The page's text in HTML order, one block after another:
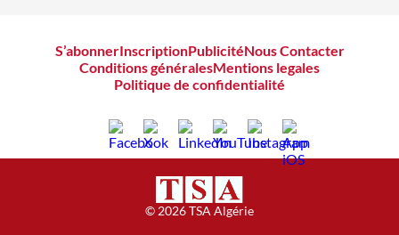
S’abonnerInscriptionPublicitéNous Contacter
Conditions généralesMentions legales
Politique de confidentialité
© 2026 TSA Algérie